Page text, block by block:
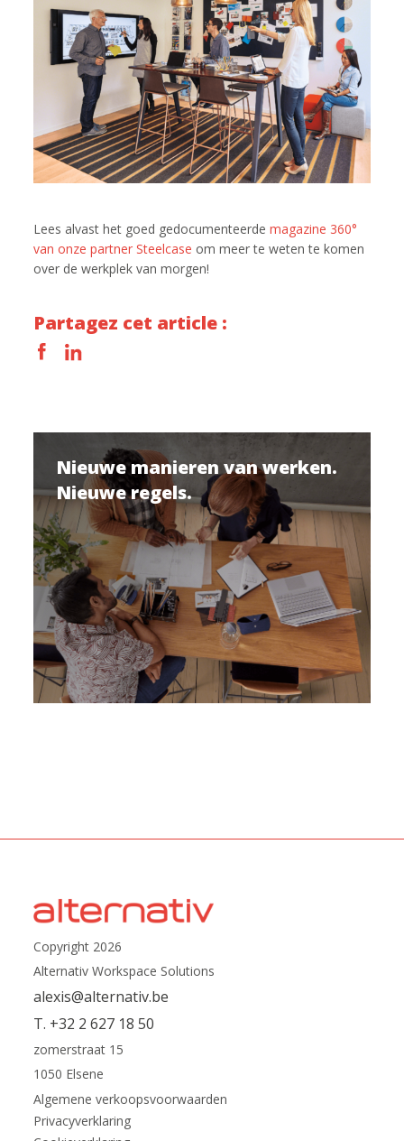
Lees alvast het goed gedocumenteerdemagazine 360°
van onze partner Steelcase om meer te weten te komen
over de werkplek van morgen!
Partagez cet article :
Nieuwe manieren van werken.
Nieuwe regels.
Copyright 2026
Alternativ Workspace Solutions
alexis@alternativ.be
T. +32 2 627 18 50
zomerstraat 15
1050 Elsene
Algemene verkoopsvoorwaarden
Privacyverklaring